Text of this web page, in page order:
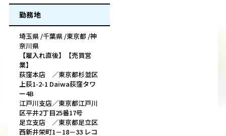
勤務地
埼玉県 /千葉県 /東京都 /神
奈川県
【雇入れ直後】【売買営
業】
荻窪本店 ／東京都杉並区
上荻1-2-1 Daiwa荻窪タワ
ー4B
江戸川支店／東京都江戸川
区平井2丁目25番17号
足立支店 ／東京都足立区
西新井栄町1－18－33 レコ